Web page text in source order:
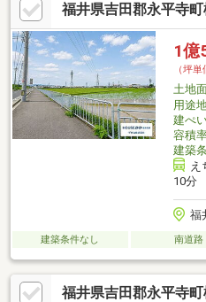
福井県吉田郡永平寺
1億
（坪単
土地
用途
建ぺ
容積
建築
え
10分
福
建築条件なし 南道路
福井県吉田郡永平寺